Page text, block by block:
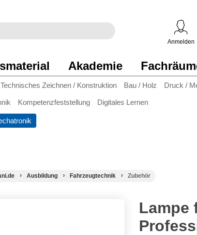
Technisches Zeichnen / Konstruktion Bau / Holz Druck /
Kompetenzfeststellung Digitales Lernen
Akademie
Anmelden
Ausbildung Fahrzeugtechnik Zubehör
Lampe